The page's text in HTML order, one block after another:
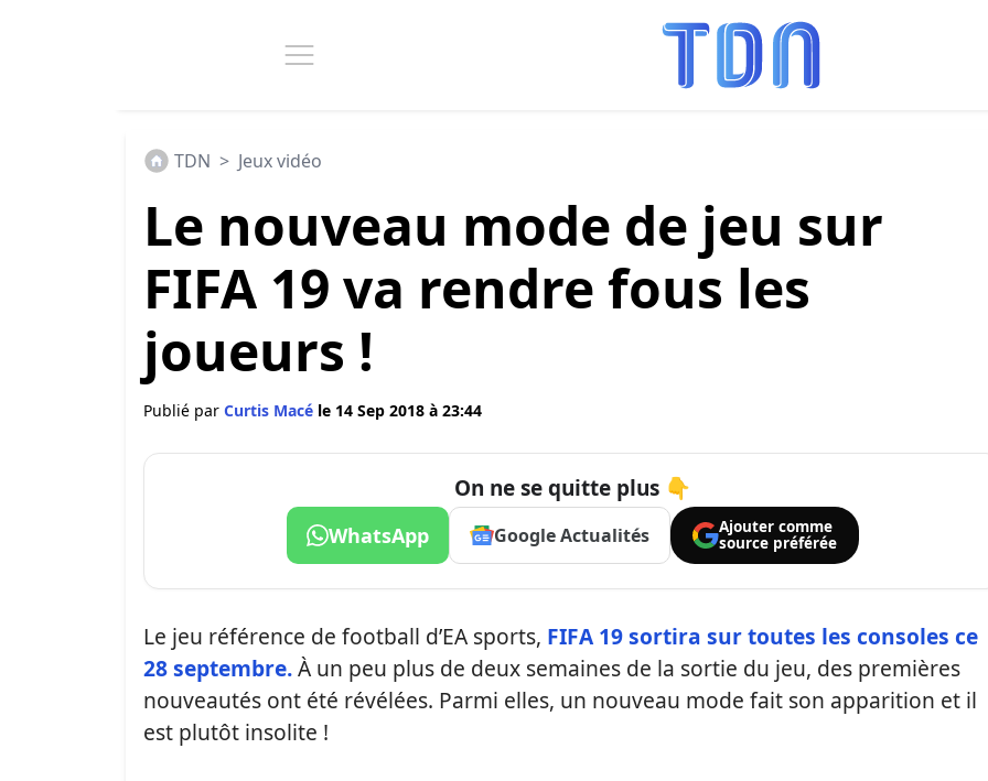
TDN > Jeux vidéo
Le nouveau mode de jeu sur
FIFA 19 va rendre fous les
joueurs !
Publié par Curtis Macé le 14 Sep 2018 à 23:44
On ne se quitte plus 👇
WhatsApp Google Actualités
Ajouter comme
source préférée
Le jeu référence de football d’EA sports, FIFA 19 sortira sur toutes les consoles ce
28 septembre.À un peu plus de deux semaines de la sortie du jeu, des premières
nouveautés ont été révélées. Parmi elles, un nouveau mode fait son apparition et il
est plutôt insolite !